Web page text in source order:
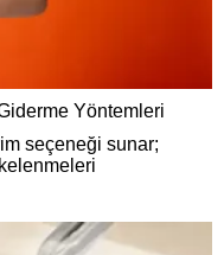
Yöntemleri
seçeneği sunar;